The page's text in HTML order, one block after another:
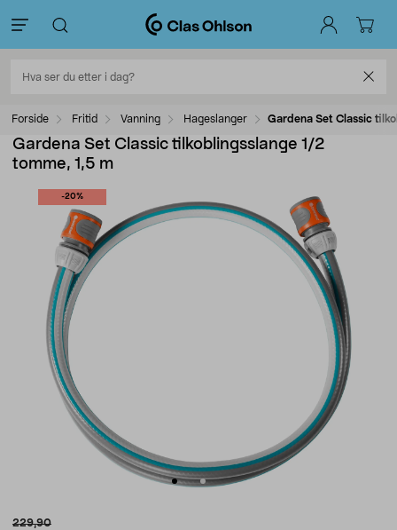
Forside Fritid Vanning Hageslanger Gardena Set Classic
Gardena Set Classic tilkoblingsslange 1/2
tomme, 1,5 m
-20%
229,90